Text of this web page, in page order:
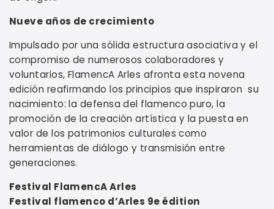
Nueve años de crecimiento
Impulsado por una sólida estructura asociativa y el
compromiso de numerosos colaboradores y
voluntarios, FlamencA Arles afronta esta novena
edición reafirmando los principios que inspiraron su
nacimiento: la defensa del flamenco puro, la
promoción de la creación artística y la puesta en
valor de los patrimonios culturales como
herramientas de diálogo y transmisión entre
generaciones.
Festival FlamencA Arles
Festival flamenco d’Arles 9e édition